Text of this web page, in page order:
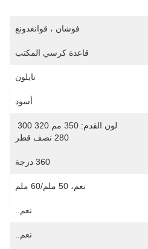
فوشان ، قوانغدونغ
قاعدة كرسي المكتب
نايلون
أسود
280 نصف قطر
360 درجة
نعم، 50 ملم/60 ملم
نعم..
نعم..